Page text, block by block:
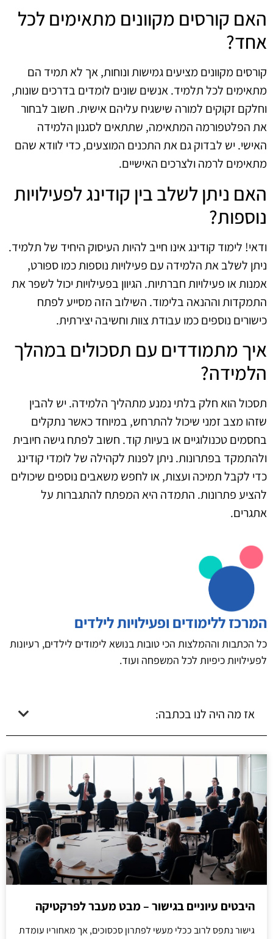
האם קורסים מקוונים מתאימים לכל
אחד?
קורסים מקוונים מציעים גמישות ונוחות, אך לא תמיד הם
מתאימים לכל תלמיד. אנשים שונים לומדים בדרכים שונות,
וחלקם זקוקים למורה שישגיח עליהם אישית. חשוב לבחור
את הפלטפורמה המתאימה, שתתאים לסגנון הלמידה
האישי. יש לבדוק גם את התכנים המוצעים, כדי לוודא שהם
מתאימים לרמה ולצרכים האישיים.
האם ניתן לשלב בין קודינג לפעילויות
נוספות?
ודאי! לימוד קודינג אינו חייב להיות העיסוק היחיד של תלמיד.
ניתן לשלב את הלמידה עם פעילויות נוספות כמו ספורט,
אמנות או פעילויות חברתיות. הגיוון בפעילויות יכול לשפר את
התמקדות וההנאה בלימוד. השילוב הזה מסייע לפתח
כישורים נוספים כמו עבודת צוות וחשיבה יצירתית.
איך מתמודדים עם תסכולים במהלך
הלמידה?
תסכול הוא חלק בלתי נמנע מתהליך הלמידה. יש להבין
שזהו מצב זמני שיכול להתרחש, במיוחד כאשר נתקלים
בחסמים טכנולוגיים או בעיות קוד. חשוב לפתח גישה חיובית
ולהתמקד בפתרונות. ניתן לפנות לקהילה של לומדי קודינג
כדי לקבל תמיכה ועצות, או לחפש משאבים נוספים שיכולים
להציע פתרונות. התמדה היא המפתח להתגברות על
אתגרים.
המרכז ללימודים ופעילויות לילדים
כל הכתבות וההמלצות הכי טובות בנושא לימודים לילדים, רעיונות
לפעילויות כיפיות לכל המשפחה ועוד.
אז מה היה לנו בכתבה:
היבטים עיוניים בגישור – מבט מעבר לפרקטיקה
גישור נתפס לרוב ככלי מעשי לפתרון סכסוכים, אך מאחוריו עומדת